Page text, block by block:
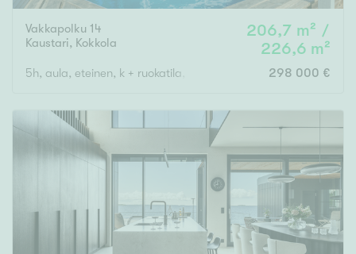
Vakkapolku 14
Kaustari, Kokkola
206,7 m² /
226,6 m²
5h, aula, eteinen, k + ruokatila, 3 wc , s, kph, 2 vaatehuonetta,
298 000 €